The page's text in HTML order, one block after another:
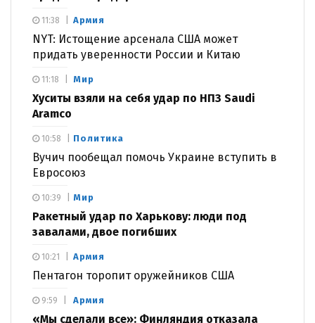
Армия
NYT: Истощение арсенала США может
придать уверенности России и Китаю
11:38
Мир
Хуситы взяли на себя удар по НПЗ Saudi
Aramco
11:18
Политика
Вучич пообещал помочь Украине вступить в
Евросоюз
10:58
Мир
Ракетный удар по Харькову: люди под
завалами, двое погибших
10:39
Армия
Пентагон торопит оружейников США
10:21
Армия
«Мы сделали все»: Финляндия отказала
9:59